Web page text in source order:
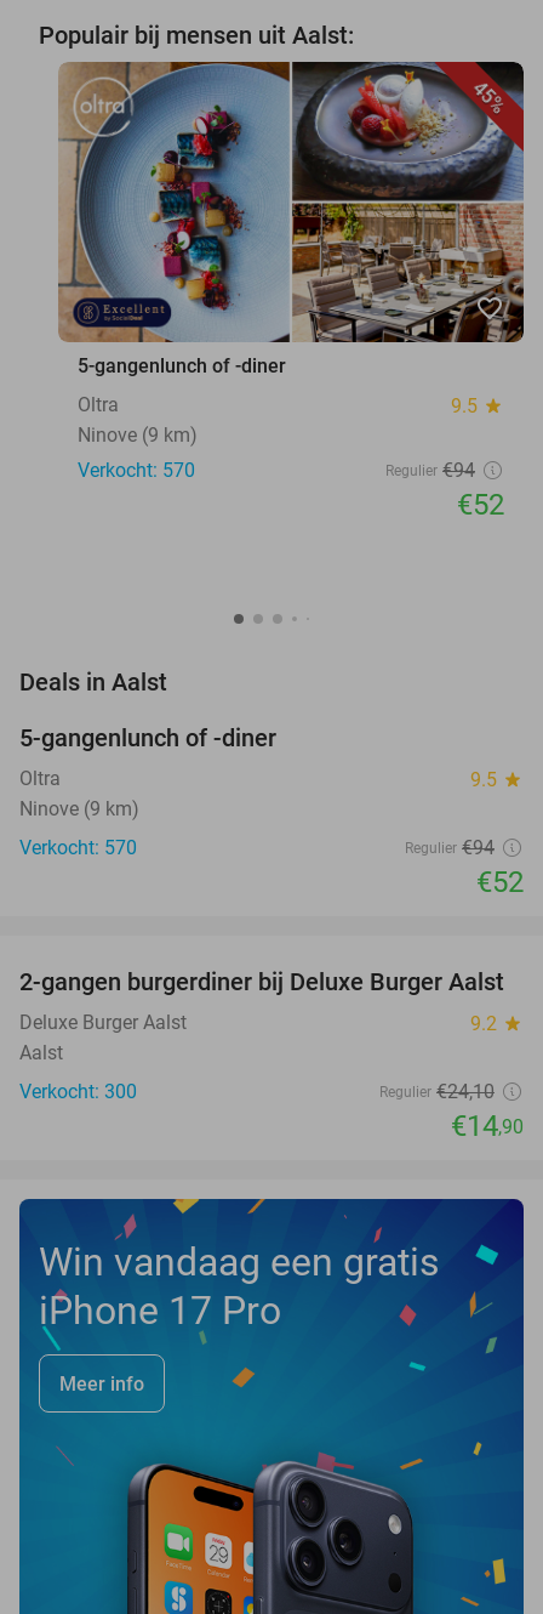
Populair bij mensen uit Aalst:
45%
favorite_border
5-gangenlunch of -diner
Oltra
9.5 star
Ninove (9 km)
Verkocht: 570
Regulier €94
€52
Deals in Aalst
5-gangenlunch of -diner
Oltra 9.5 star
Ninove (9 km)
Verkocht: 570
Regulier €94
€52
38%
2-gangen burgerdiner bij Deluxe Burger Aalst
Deluxe Burger Aalst 9.2 star
Aalst
Verkocht: 300
Regulier €24,10
€14,90
Win vandaag een gratis
iPhone 17 Pro
Meer info